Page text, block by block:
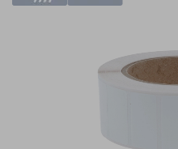
der
the